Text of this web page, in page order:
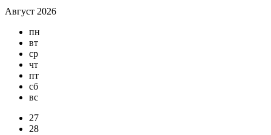
Август 2026
пн
вт
ср
чт
пт
сб
вс
27
28